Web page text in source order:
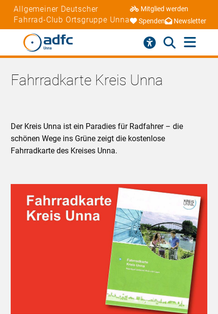
Allgemeiner Deutscher
Fahrrad-Club Ortsgruppe Unna
Mitglied werden
Spenden
Newsletter
Fahrradkarte Kreis Unna
Der Kreis Unna ist ein Paradies für Radfahrer – die
schönen Wege ins Grüne zeigt die kostenlose
Fahrradkarte des Kreises Unna.